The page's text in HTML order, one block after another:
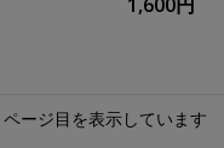
ページ目を表示しています